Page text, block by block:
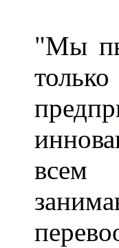
"Мы
всем